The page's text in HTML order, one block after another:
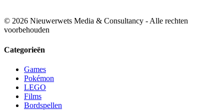
© 2026 Nieuwerwets Media & Consultancy - Alle rechten
voorbehouden
Categorieën
Games
Pokémon
LEGO
Films
Bordspellen